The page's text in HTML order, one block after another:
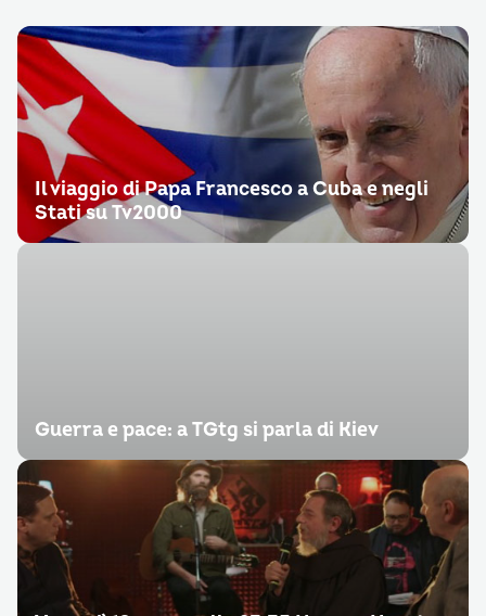
Il viaggio di Papa Francesco a Cuba e negli
Stati su Tv2000
Guerra e pace: a TGtg si parla di Kiev